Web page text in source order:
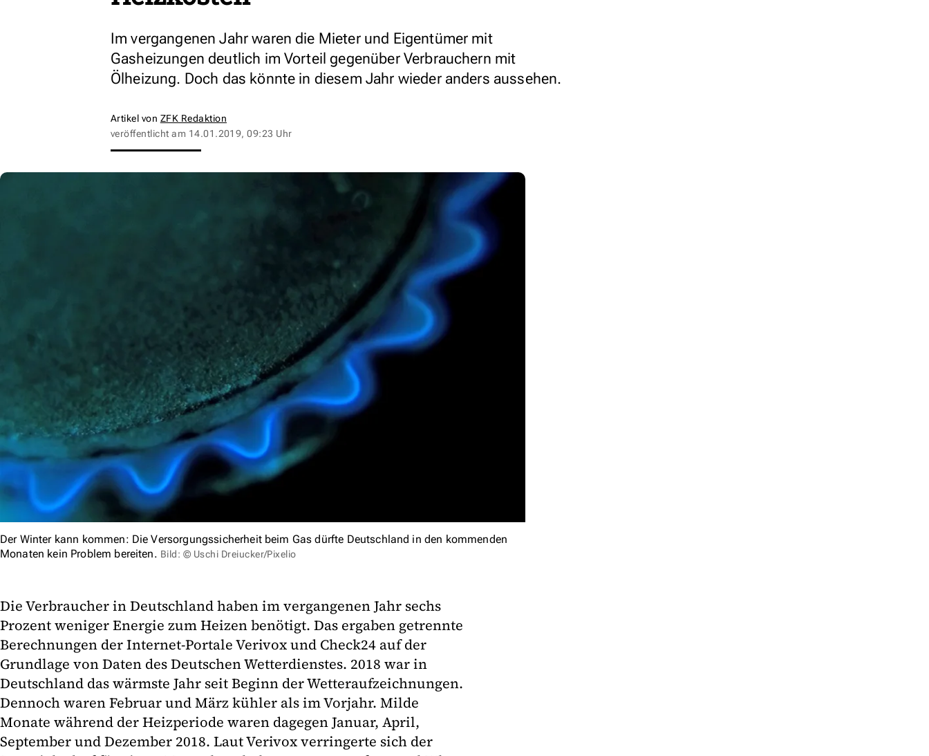
Im vergangenen Jahr waren die Mieter und Eigentümer mit
Gasheizungen deutlich im Vorteil gegenüber Verbrauchern mit
Ölheizung. Doch das könnte in diesem Jahr wieder anders aussehen.
Artikel von ZFK Redaktion
veröffentlicht am 14.01.2019, 09:23 Uhr
Der Winter kann kommen: Die Versorgungssicherheit beim Gas dürfte Deutschland in den kommenden
Monaten kein Problem bereiten. Bild: © Uschi Dreiucker/Pixelio
Die Verbraucher in Deutschland haben im vergangenen Jahr sechs
Prozent weniger Energie zum Heizen benötigt. Das ergaben getrennte
Berechnungen der Internet-Portale Verivox und Check24 auf der
Grundlage von Daten des Deutschen Wetterdienstes. 2018 war in
Deutschland das wärmste Jahr seit Beginn der Wetteraufzeichnungen.
Dennoch waren Februar und März kühler als im Vorjahr. Milde
Monate während der Heizperiode waren dagegen Januar, April,
September und Dezember 2018. Laut Verivox verringerte sich der